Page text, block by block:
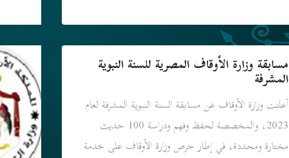
مسابقة وزارة الأوقاف المصرية للسنة النبوية
المشرفة
أعلنت وزارة الأوقاف عن مسابقة السنة النبوية المشرفة لعام
2023، والمخصصة لحفظ وفهم ودراسة 100 حديث
مختارة ومحددة، في إطار حرص وزارة الأوقاف على خدمة